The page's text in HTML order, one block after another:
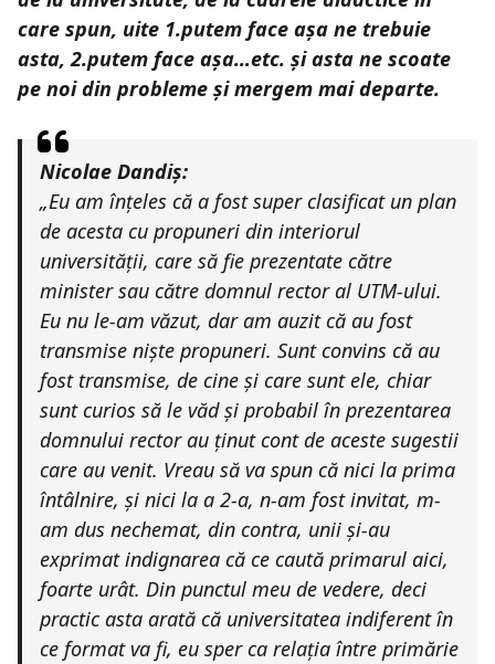
care spun, uite 1.putem face așa ne trebuie
asta, 2.putem face așa…etc. și asta ne scoate
pe noi din probleme și mergem mai departe.
Nicolae Dandiș:
„Eu am înțeles că a fost super clasificat un plan
de acesta cu propuneri din interiorul
universității, care să fie prezentate către
minister sau către domnul rector al UTM-ului.
Eu nu le-am văzut, dar am auzit că au fost
transmise niște propuneri. Sunt convins că au
fost transmise, de cine și care sunt ele, chiar
sunt curios să le văd și probabil în prezentarea
domnului rector au ținut cont de aceste sugestii
care au venit. Vreau să va spun că nici la prima
întâlnire, și nici la a 2-a, n-am fost invitat, m-
am dus nechemat, din contra, unii și-au
exprimat indignarea că ce caută primarul aici,
foarte urât. Din punctul meu de vedere, deci
practic asta arată că universitatea indiferent în
ce format va fi, eu sper ca relația între primărie